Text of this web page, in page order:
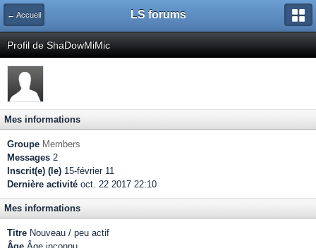
← Accueil LS forums
Profil de ShaDowMiMic
Mes informations
Groupe Members
Messages 2
Inscrit(e) (le) 15-février 11
Dernière activité oct. 22 2017 22:10
Mes informations
Titre Nouveau / peu actif